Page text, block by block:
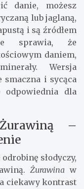
danie, możesz
lub jaglaną,
i są źródłem
sprawia, że
daniem,
Wersja
smaczna i sycąca
odpowiednia dla
–
odrobinę słodyczy,
Żurawina w
ciekawy kontrast